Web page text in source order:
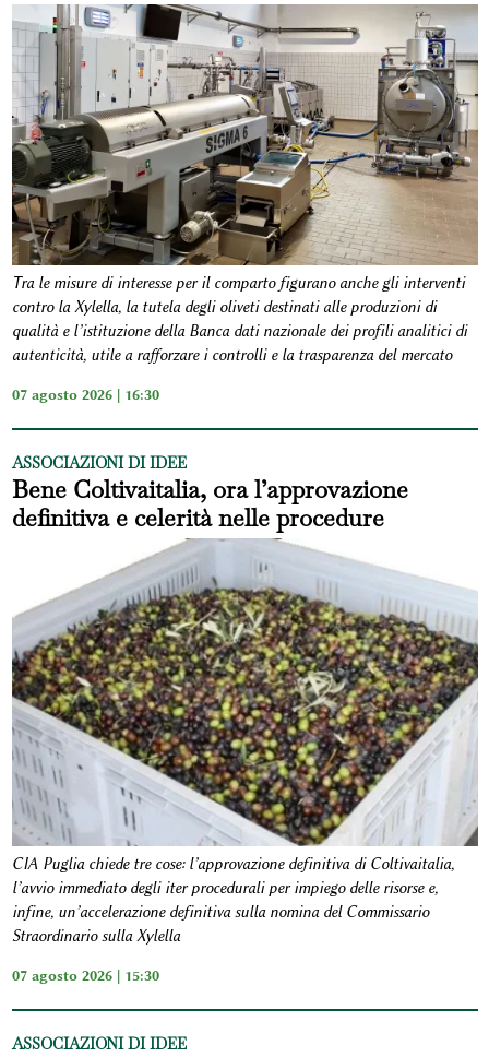
Tra le misure di interesse per il comparto figurano anche gli interventi
contro la Xylella, la tutela degli oliveti destinati alle produzioni di
qualità e l’istituzione della Banca dati nazionale dei profili analitici di
autenticità, utile a rafforzare i controlli e la trasparenza del mercato
07 agosto 2026 | 16:30
ASSOCIAZIONI DI IDEE
Bene Coltivaitalia, ora l’approvazione
definitiva e celerità nelle procedure
CIA Puglia chiede tre cose: l’approvazione definitiva di Coltivaitalia,
l’avvio immediato degli iter procedurali per impiego delle risorse e,
infine, un’accelerazione definitiva sulla nomina del Commissario
Straordinario sulla Xylella
07 agosto 2026 | 15:30
ASSOCIAZIONI DI IDEE